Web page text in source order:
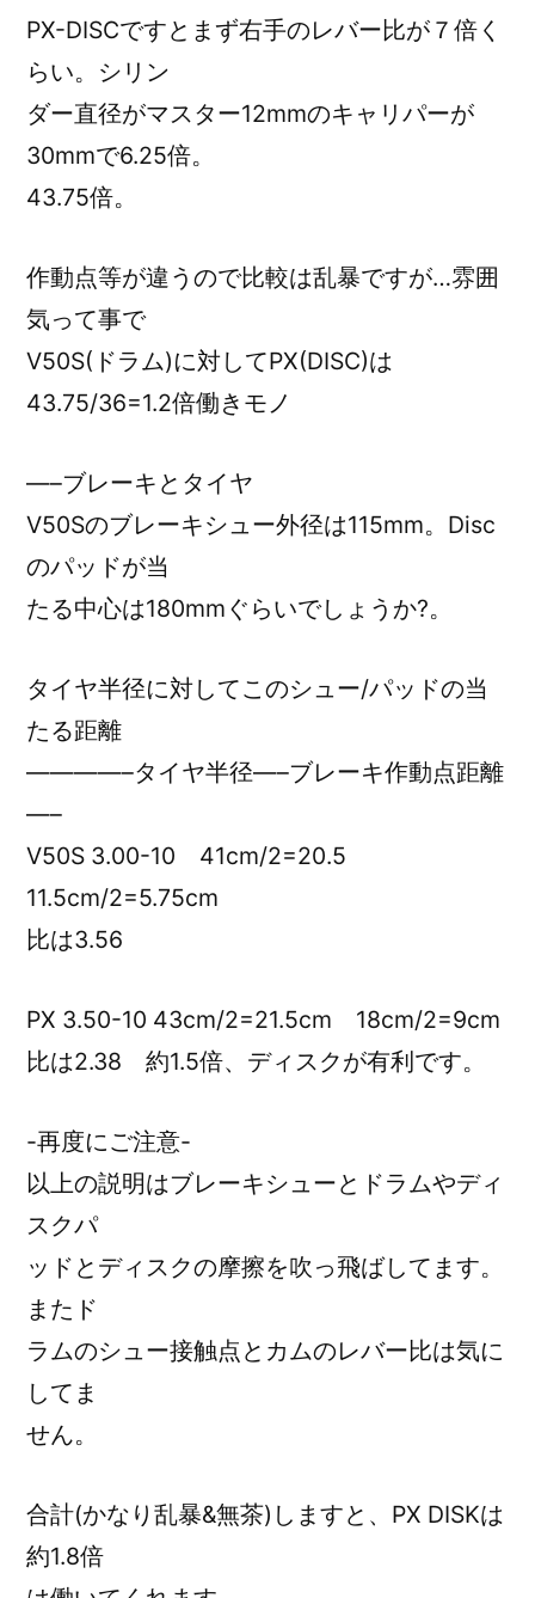
PX-DISCですとまず右手のレバー比が７倍く
らい。シリン
ダー直径がマスター12mmのキャリパーが
30mmで6.25倍。
43.75倍。
作動点等が違うので比較は乱暴ですが…雰囲
気って事で
V50S(ドラム)に対してPX(DISC)は
43.75/36=1.2倍働きモノ
—–ブレーキとタイヤ
V50Sのブレーキシュー外径は115mm。Disc
のパッドが当
たる中心は180mmぐらいでしょうか?。
タイヤ半径に対してこのシュー/パッドの当
たる距離
————–タイヤ半径—–ブレーキ作動点距離
—–
V50S 3.00-10 41cm/2=20.5
11.5cm/2=5.75cm
比は3.56
PX 3.50-10 43cm/2=21.5cm 18cm/2=9cm
比は2.38 約1.5倍、ディスクが有利です。
-再度にご注意-
以上の説明はブレーキシューとドラムやディ
スクパ
ッドとディスクの摩擦を吹っ飛ばしてます。
またド
ラムのシュー接触点とカムのレバー比は気に
してま
せん。
合計(かなり乱暴&無茶)しますと、PX DISKは
約1.8倍